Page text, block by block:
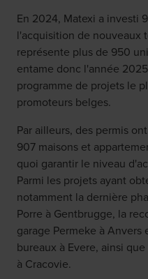
En 2024, Matexi a investi
l'acquisition de nouveaux
représente plus de 950
entame donc l'année
programme de projets le
promoteurs belges.
Par ailleurs, des permis
907 maisons et
quoi garantir le niveau
Parmi les projets ayant
notamment la dernière
Porre à Gentbrugge, la
garage Permeke à
bureaux à Evere, ainsi
à Cracovie.